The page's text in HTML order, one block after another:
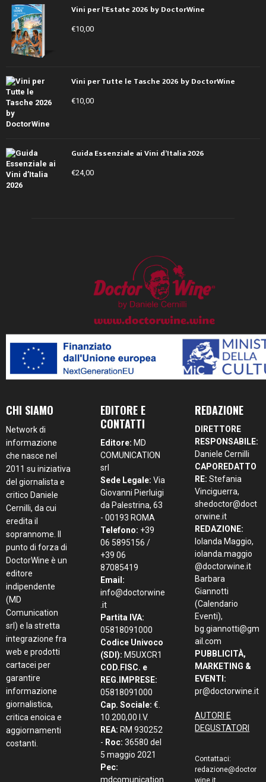
Vini per l'Estate 2026 by DoctorWine
€10,00
Vini per Tutte le Tasche 2026 by DoctorWine
€10,00
Guida Essenziale ai Vini d’Italia 2026
€24,00
CHI SIAMO
Network di
informazione
che nasce nel
2011 su iniziativa
del giornalista e
critico Daniele
Cernilli, da cui
eredita il
soprannome. Il
punto di forza di
DoctorWine è un
editore
indipendente
(MD
Comunication
srl) e la stretta
integrazione fra
web e prodotti
cartacei per
garantire
informazione
giornalistica,
critica enoica e
aggiornamenti
costanti.
EDITORE E
CONTATTI
Editore: MD
COMUNICATION
srl
Sede Legale: Via
Giovanni Pierluigi
da Palestrina, 63
- 00193 ROMA
Telefono: +39
06 5895156 /
+39 06
87085419
Email:
info@doctorwine
.it
Partita IVA:
05818091000
Codice Univoco
(SDI): M5UXCR1
COD.FISC. e
REG.IMPRESE:
05818091000
Cap. Sociale: €.
10.200,00 I.V.
REA: RM 930252
- Roc: 36580 del
5 maggio 2021
Pec:
mdcomunication
REDAZIONE
DIRETTORE
RESPONSABILE:
Daniele Cernilli
CAPOREDATTO
RE: Stefania
Vinciguerra,
shedoctor@doct
orwine.it
REDAZIONE:
Iolanda Maggio,
iolanda.maggio
@doctorwine.it
Barbara
Giannotti
(Calendario
Eventi),
bg.giannotti@gm
ail.com
PUBBLICITÀ,
MARKETING &
EVENTI:
pr@doctorwine.it
AUTORI E
DEGUSTATORI
Contattaci:
redazione@doctor
wine.it